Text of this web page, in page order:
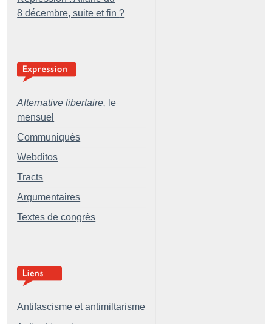
8 décembre, suite et fin ?
Alternative libertaire, le
mensuel
Communiqués
Webditos
Tracts
Argumentaires
Textes de congrès
Antifascisme et antimiltarisme